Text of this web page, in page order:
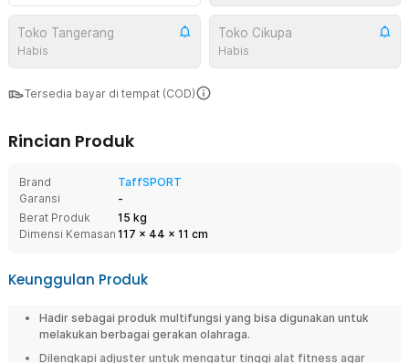
Toko Tangerang
Habis
Toko Cikupa
Habis
Tersedia bayar di tempat (COD)
Rincian Produk
Brand
TaffSPORT
Garansi
-
Berat Produk
15 kg
Dimensi Kemasan 117 x 44 x 11 cm
Keunggulan Produk
Hadir sebagai produk multifungsi yang bisa digunakan untuk
melakukan berbagai gerakan olahraga.
Dilengkapi adjuster untuk mengatur tinggi alat fitness agar